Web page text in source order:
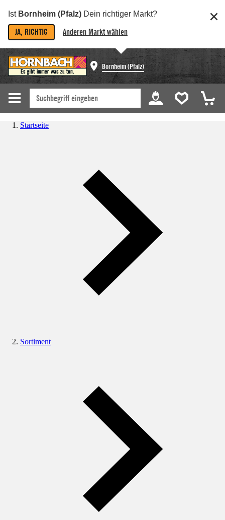
Ist Bornheim (Pfalz) Dein richtiger Markt?
JA, RICHTIG Anderen Markt wählen
Bornheim (Pfalz)
Startseite
Sortiment